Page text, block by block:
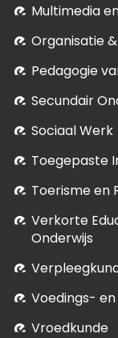
Multimedia
Organisatie
Pedagogie
Secundair
Sociaal Werk
Toegepaste
Toerisme en
Verkorte
Onderwijs
Voedings-
Vroedkunde